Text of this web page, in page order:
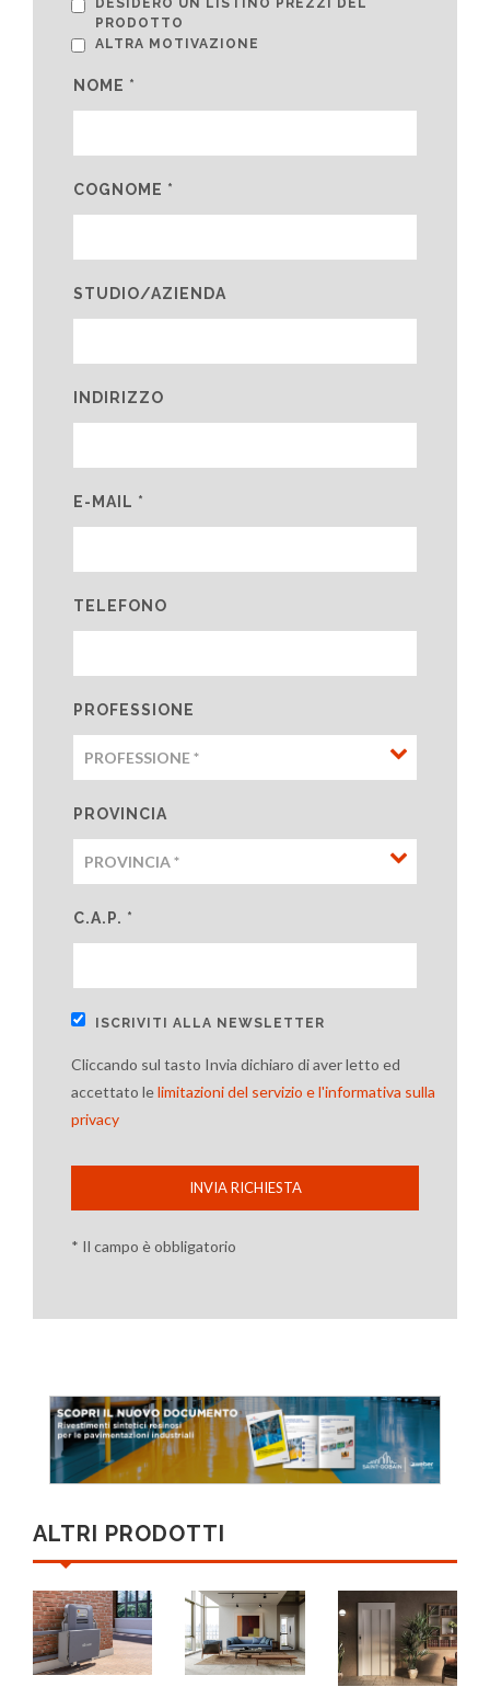
DESIDERO UN LISTINO PREZZI DEL
PRODOTTO
ALTRA MOTIVAZIONE
NOME *
COGNOME *
STUDIO/AZIENDA
INDIRIZZO
E-MAIL *
TELEFONO
PROFESSIONE
PROVINCIA
C.A.P. *
ISCRIVITI ALLA NEWSLETTER
Cliccando sul tasto Invia dichiaro di aver letto ed
accettato lelimitazioni del servizio e l'informativa sulla
privacy
INVIA RICHIESTA
* Il campo è obbligatorio
ALTRI PRODOTTI